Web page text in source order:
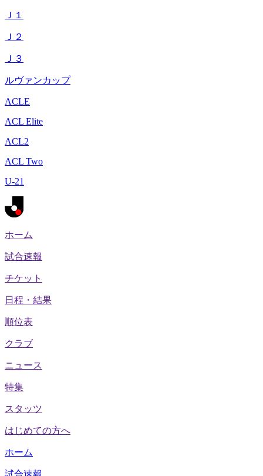
Ｊ１
Ｊ２
Ｊ３
ルヴァンカップ
ACLE
ACL Elite
ACL2
ACL Two
U-21
ホーム
試合速報
チケット
日程・結果
順位表
クラブ
ニュース
特集
スタッツ
はじめての方へ
ホーム
試合速報